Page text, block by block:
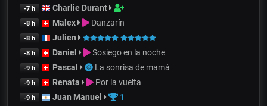
-7 h Charlie Durant
-8 h Malex Danzarín
-8 h Julien
-8 h Daniel Sosiego en la noche
-9 h Pascal La sonrisa de mamá
-9 h Renata Por la vuelta
-9 h Juan Manuel 1